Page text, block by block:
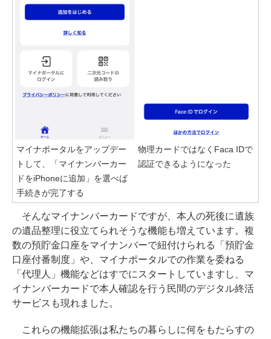
マイナポータルをアップデー
トして、「マイナンバーカー
ドをiPhoneに追加」を選べば
手続きが完了する
物理カードではなくFaca IDで
認証できるようになった
そんなマイナンバーカードですが、本人の死後に遺族
の遺品整理に役立てられそうな機能も増えています。複
数の預貯金口座をマイナンバーで紐付けられる「預貯金
口座付番制度」や、マイナポータルでの作業を委ねる
「代理人」機能などはすでにスタートしていますし、マ
イナンバーカードで本人確認を行う民間のデジタル終活
サービスも現れました。
これらの機能拡張は私たちの暮らしに何をもたらすの